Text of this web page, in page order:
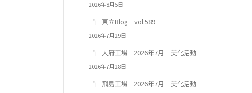
2026年8月5日
東立Blog vol.589
2026年7月29日
大府工場 2026年7月 美化活動
2026年7月28日
飛島工場 2026年7月 美化活動